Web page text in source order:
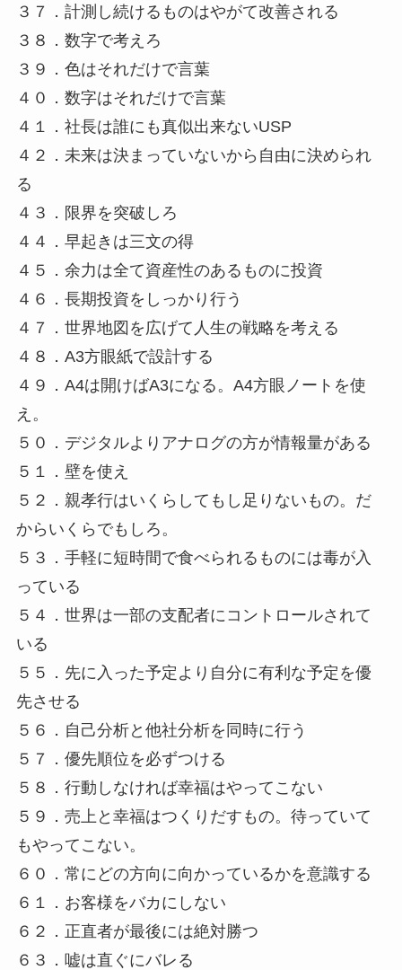
３７．計測し続けるものはやがて改善される
３８．数字で考えろ
３９．色はそれだけで言葉
４０．数字はそれだけで言葉
４１．社長は誰にも真似出来ないUSP
４２．未来は決まっていないから自由に決められ
る
４３．限界を突破しろ
４４．早起きは三文の得
４５．余力は全て資産性のあるものに投資
４６．長期投資をしっかり行う
４７．世界地図を広げて人生の戦略を考える
４８．A3方眼紙で設計する
４９．A4は開けばA3になる。A4方眼ノートを使
え。
５０．デジタルよりアナログの方が情報量がある
５１．壁を使え
５２．親孝行はいくらしてもし足りないもの。だ
からいくらでもしろ。
５３．手軽に短時間で食べられるものには毒が入
っている
５４．世界は一部の支配者にコントロールされて
いる
５５．先に入った予定より自分に有利な予定を優
先させる
５６．自己分析と他社分析を同時に行う
５７．優先順位を必ずつける
５８．行動しなければ幸福はやってこない
５９．売上と幸福はつくりだすもの。待っていて
もやってこない。
６０．常にどの方向に向かっているかを意識する
６１．お客様をバカにしない
６２．正直者が最後には絶対勝つ
６３．嘘は直ぐにバレる